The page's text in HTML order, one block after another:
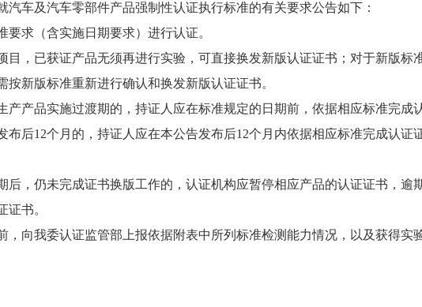
及汽车零部件产品强制性认证执行标准的有关要求公告如下：
求（含实施日期要求）进行认证。
，已获证产品无须再进行实验，可直接换发新版认证证书；对于新版标
新版标准重新进行确认和换发新版认证证书。
品实施过渡期的，持证人应在标准规定的日期前，依据相应标准完成认
后12个月的，持证人应在本公告发布后12个月内依据相应标准完成认证
，仍未完成证书换版工作的，认证机构应暂停相应产品的认证证书，逾
书。
向我委认证监管部上报依据附表中所列标准检测能力情况，以及获得实